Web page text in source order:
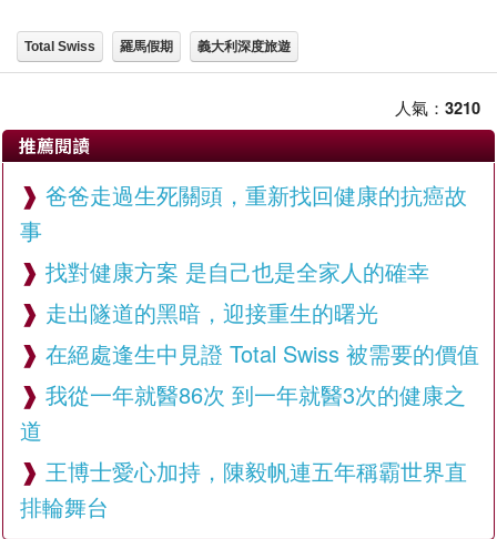
Total Swiss 羅馬假期 義大利深度旅遊
人氣： 3210
推薦閱讀
爸爸走過生死關頭，重新找回健康的抗癌故
事
找對健康方案 是自己也是全家人的確幸
走出隧道的黑暗，迎接重生的曙光
在絕處逢生中見證 Total Swiss 被需要的價值
我從一年就醫86次 到一年就醫3次的健康之
道
王博士愛心加持，陳毅帆連五年稱霸世界直
排輪舞台